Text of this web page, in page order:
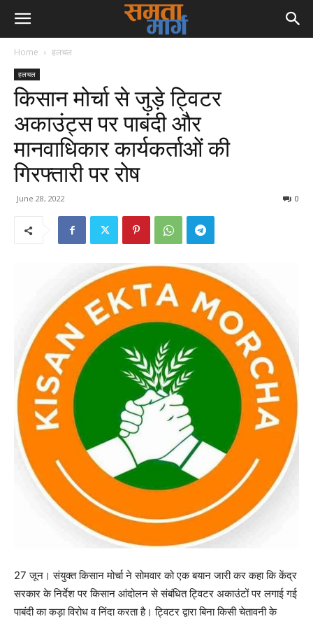
Home हलचल
हलचल
किसान मोर्चा से जुड़े ट्विटर
अकाउंट्स पर पाबंदी और
मानवाधिकार कार्यकर्ताओं की
गिरफ्तारी पर रोष
June 28, 2022 0
27 जून। संयुक्त किसान मोर्चा ने सोमवार को एक बयान जारी कर कहा कि केंद्र
सरकार के निर्देश पर किसान आंदोलन से संबंधित ट्विटर अकाउंटों पर लगाई गई
पाबंदी का कड़ा विरोध व निंदा करता है। ट्विटर द्वारा बिना किसी चेतावनी के